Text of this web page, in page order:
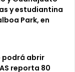
y estudiantina
Park, en
podrá abrir
reporta 80